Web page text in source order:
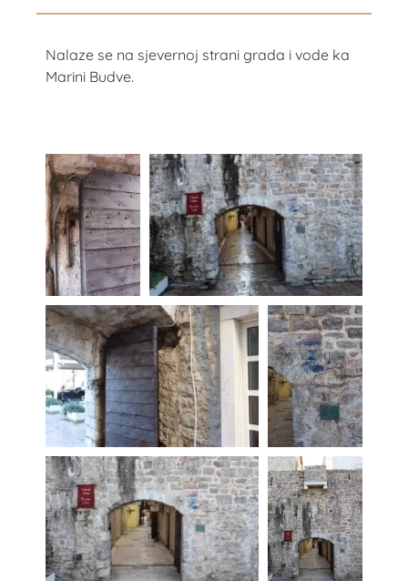
Nalaze se na sjevernoj strani grada i vode ka
Marini Budve.